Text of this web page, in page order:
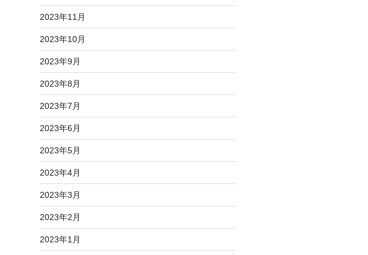
2023年11月
2023年10月
2023年9月
2023年8月
2023年7月
2023年6月
2023年5月
2023年4月
2023年3月
2023年2月
2023年1月